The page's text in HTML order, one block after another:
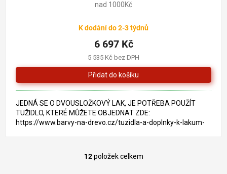
nad 1000Kč
K dodání do 2-3 týdnů
5 535 Kč bez DPH
6 697 Kč
JEDNÁ SE O DVOUSLOŽKOVÝ LAK, JE POTŘEBA POUŽÍT
TUŽIDLO, KTERÉ MŮŽETE OBJEDNAT ZDE:
https://www.barvy-na-drevo.cz/tuzidla-a-doplnky-k-lakum-
O
12položek celkem